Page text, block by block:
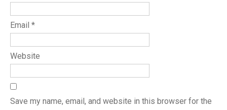
Email *
Website
Save my name, email, and website in this browser for the